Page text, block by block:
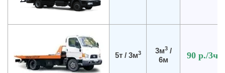
5т / 3м3 3м3/
6м
90 р./3ч